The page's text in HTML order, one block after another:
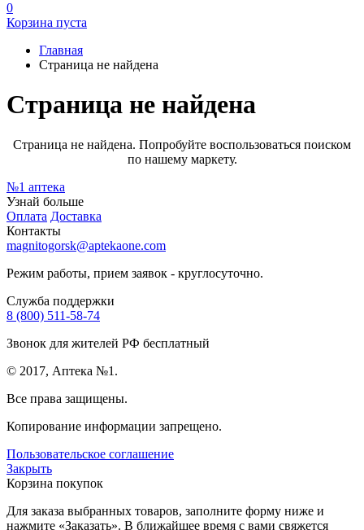
0
Корзина пуста
Главная
Страница не найдена
Страница не найдена
Страница не найдена. Попробуйте воспользоваться поиском
по нашему маркету.
№1 аптека
Узнай больше
Оплата Доставка
Контакты
magnitogorsk@aptekaone.com
Режим работы, прием заявок - круглосуточно.
Служба поддержки
8 (800) 511-58-74
Звонок для жителей РФ бесплатный
© 2017, Аптека №1.
Все права защищены.
Копирование информации запрещено.
Пользовательское соглашение
Закрыть
Корзина покупок
Для заказа выбранных товаров, заполните форму ниже и
нажмите «Заказать». В ближайшее время с вами свяжется